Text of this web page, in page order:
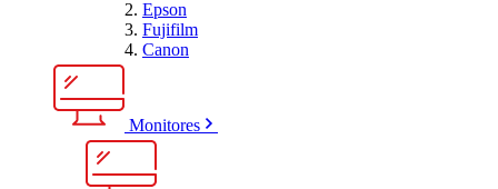
Epson
Fujifilm
Canon
Monitores